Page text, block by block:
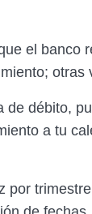
el banco
otras
de débito,
a tu
por